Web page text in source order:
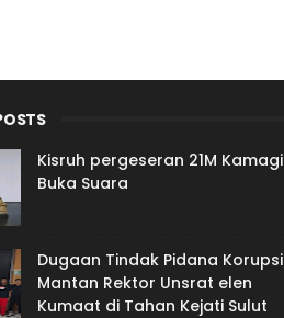
Kisruh pergeseran 21M Kamagi
Buka Suara
Dugaan Tindak Pidana Korupsi
Mantan Rektor Unsrat elen
Kumaat di Tahan Kejati Sulut